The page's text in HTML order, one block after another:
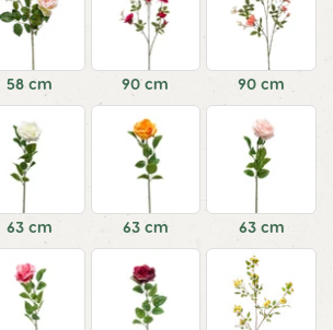
58 cm 90 cm 90 cm
63 cm 63 cm 63 cm